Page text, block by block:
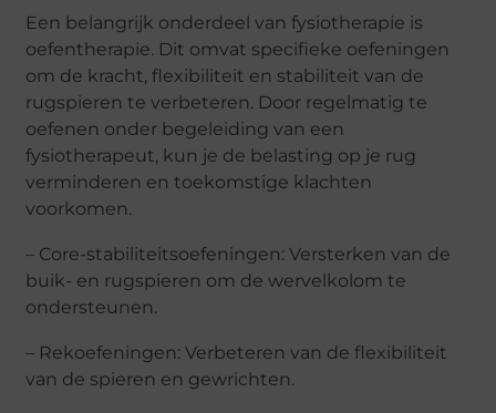
Een belangrijk onderdeel van fysiotherapie is
oefentherapie. Dit omvat specifieke oefeningen
om de kracht, flexibiliteit en stabiliteit van de
rugspieren te verbeteren. Door regelmatig te
oefenen onder begeleiding van een
fysiotherapeut, kun je de belasting op je rug
verminderen en toekomstige klachten
voorkomen.
– Core-stabiliteitsoefeningen: Versterken van de
buik- en rugspieren om de wervelkolom te
ondersteunen.
– Rekoefeningen: Verbeteren van de flexibiliteit
van de spieren en gewrichten.